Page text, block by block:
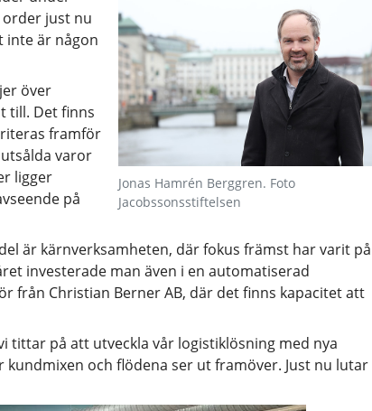
Jonas Hamrén Berggren. Foto
Jacobssonsstiftelsen
just nu
inte är någon
över
till. Det finns
framför
varor
ligger
på
är kärnverksamheten, där fokus främst har varit på
investerade man även i en automatiserad
från Christian Berner AB, där det finns kapacitet att
på att utveckla vår logistiklösning med nya
och flödena ser ut framöver. Just nu lutar